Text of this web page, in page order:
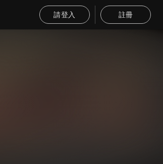
請登入 註冊